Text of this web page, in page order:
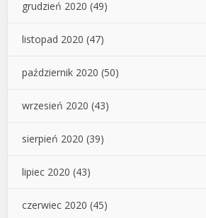
grudzień 2020 (49)
listopad 2020 (47)
październik 2020 (50)
wrzesień 2020 (43)
sierpień 2020 (39)
lipiec 2020 (43)
czerwiec 2020 (45)